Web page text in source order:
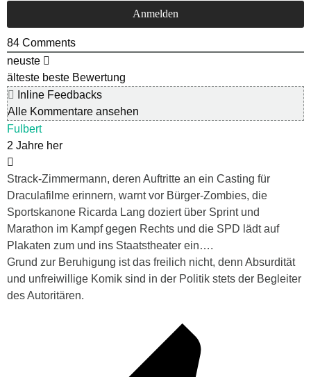
84 Comments
neuste
älteste beste Bewertung
Inline Feedbacks
Alle Kommentare ansehen
Fulbert
2 Jahre her
Strack-Zimmermann, deren Auftritte an ein Casting für
Draculafilme erinnern, warnt vor Bürger-Zombies, die
Sportskanone Ricarda Lang doziert über Sprint und
Marathon im Kampf gegen Rechts und die SPD lädt auf
Plakaten zum und ins Staatstheater ein….
Grund zur Beruhigung ist das freilich nicht, denn Absurdität
und unfreiwillige Komik sind in der Politik stets der Begleiter
des Autoritären.